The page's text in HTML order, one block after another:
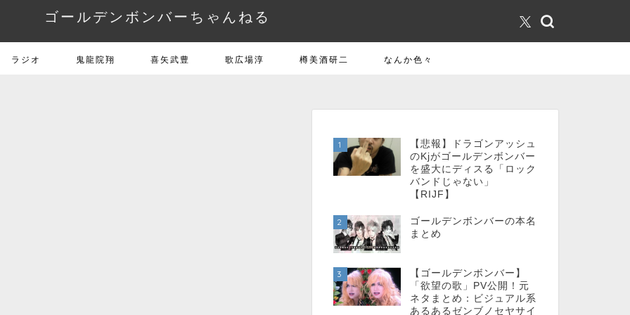
ゴールデンボンバーちゃんねる
ラジオ 鬼龍院翔 喜矢武豊 歌広場淳 樽美酒研二 なんか色々
1
【悲報】ドラゴンアッシュ
のKjがゴールデンボンバー
を盛大にディスる「ロック
バンドじゃない」
【RIJF】
2
ゴールデンボンバーの本名
まとめ
3
【ゴールデンボンバー】
「欲望の歌」PV公開！元
ネタまとめ：ビジュアル系
あるあるゼンブノセヤサイ